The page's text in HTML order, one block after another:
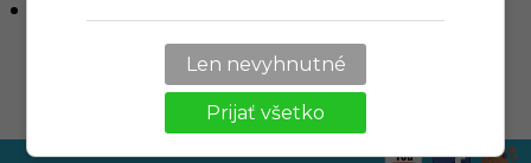
by
Len nevyhnutné
Prijať všetko